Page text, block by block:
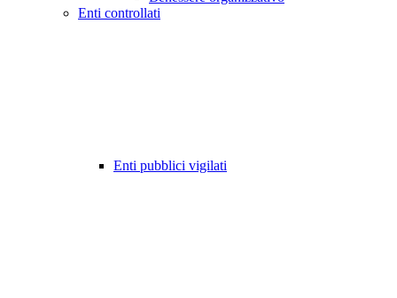
Enti controllati
Enti pubblici vigilati